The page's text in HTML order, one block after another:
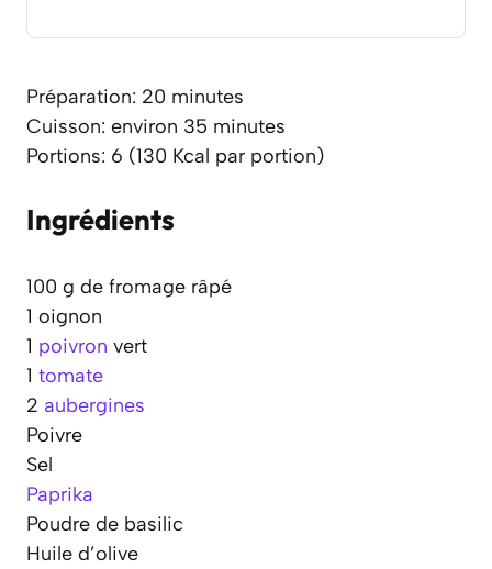
Préparation: 20 minutes
Cuisson: environ 35 minutes
Portions: 6 (130 Kcal par portion)
Ingrédients
100 g de fromage râpé
1 oignon
1 poivron vert
1 tomate
2 aubergines
Poivre
Sel
Paprika
Poudre de basilic
Huile d’olive